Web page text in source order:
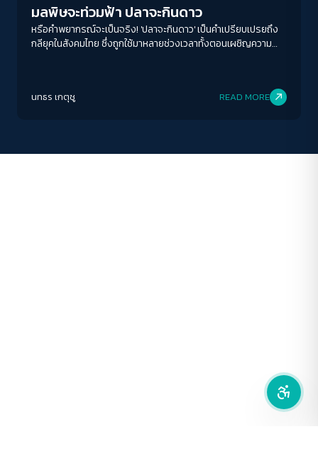
มลพิษจะท่วมฟ้า ปลาจะกินดาว
หรือคำพยากรณ์จะเป็นจริง! 'ปลาจะกินดาว' เป็นคำเปรียบเปรยถึง
กลียุคในสังคมไทย ซึ่งถูกใช้มาหลายช่วงเวลาทั้งตอนเผชิญความ
นทธร เกตุชู READ MORE
ระยะห่างข้อความ
ปกติ มาก มากที่สุด
Deutan Tritan